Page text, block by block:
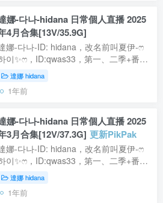
娜-다나-hidana 日常個人直播 2025
4月合集[13V/35.9G]
娜-다나-ID: hidana，改名前叫夏伊-ෆ
이✨ෆ，ID:qwas33，第一、二季+番外
都有參加的老人。至從摘了口罩，美的一
發不可收拾，尤其那個屁股，喜歡肥臀的
朋友可以看看. 【資源型別】：自錄視...
達娜 hidana
1年前
娜-다나-hidana 日常個人直播 2025
3月合集[12V/37.3G] 更新PikPak
娜-다나-ID: hidana，改名前叫夏伊-ෆ
이✨ෆ，ID:qwas33，第一、二季+番外
都有參加的老人。至從摘了口罩，美的一
發不可收拾，尤其那個屁股，喜歡肥臀的
朋友可以看看 PikPak網盤下載渠道可評...
達娜 hidana
1年前